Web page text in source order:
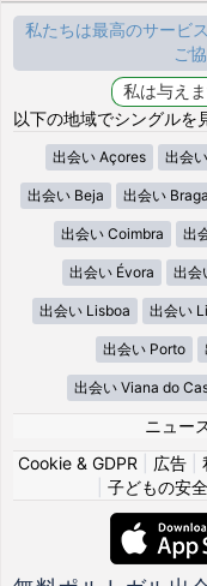
私たちは最高のサービ
ご
以下の地域でシングルを
出会い Açores 出会
出会い Beja 出会い Braga
出会い Coimbra 出
出会い Évora 出会
出会い Lisboa 出会い
出会い Porto
出会い Viana do
ニュー
Cookie & GDPR
広告
子どもの安全